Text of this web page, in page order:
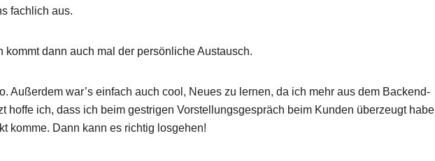
fachlich aus.
kommt dann auch mal der persönliche Austausch.
Außerdem war’s einfach auch cool, Neues zu lernen, da ich mehr aus dem Backend-
hoffe ich, dass ich beim gestrigen Vorstellungsgespräch beim Kunden überzeugt habe
komme. Dann kann es richtig losgehen!